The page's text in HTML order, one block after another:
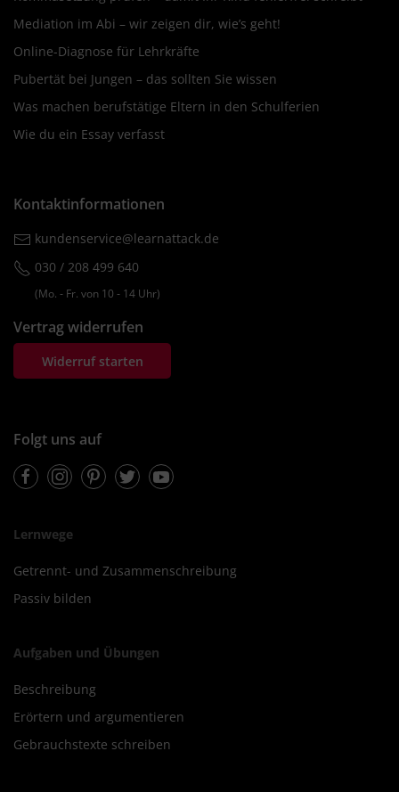
Mediation im Abi – wir zeigen dir, wie’s geht!
Online-Diagnose für Lehrkräfte
Pubertät bei Jungen – das sollten Sie wissen
Was machen berufstätige Eltern in den Schulferien
Wie du ein Essay verfasst
Kontaktinformationen
kundenservice@learnattack.de
030 / 208 499 640
(Mo. ‐ Fr. von 10 ‐ 14 Uhr)
Vertrag widerrufen
Widerruf starten
Folgt uns auf
FacebookInstagramPinterestTwitterYoutube
Lernwege
Getrennt- und Zusammenschreibung
Passiv bilden
Aufgaben und Übungen
Beschreibung
Erörtern und argumentieren
Gebrauchstexte schreiben